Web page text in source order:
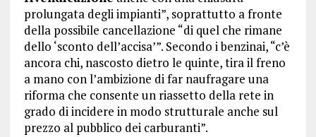
prolungata degli impianti”, soprattutto a fronte
della possibile cancellazione “di quel che rimane
dello ‘sconto dell’accisa’”. Secondo i benzinai, “c’è
ancora chi, nascosto dietro le quinte, tira il freno
a mano con l’ambizione di far naufragare una
riforma che consente un riassetto della rete in
grado di incidere in modo strutturale anche sul
prezzo al pubblico dei carburanti”.